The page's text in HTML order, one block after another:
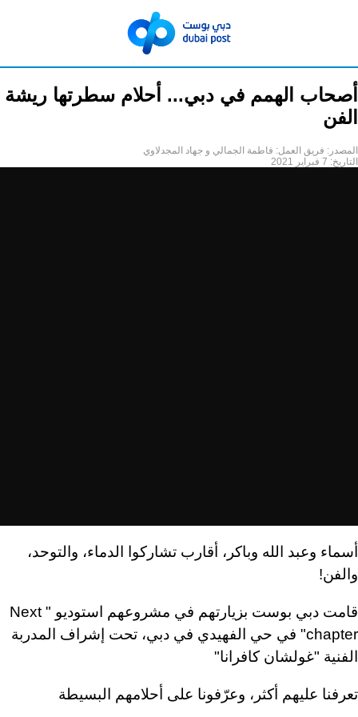
أصحاب الهمم في دبي... أحلام سطرتها ريشة
الفن
المصدر: فريق العمل: فاطمة الجمالي و جهاد المجدلاوي
التاريخ: 7 فبراير 2021
أسماء وعبد الله وباكر، أقارب تشاركوا الدماء، والتوحد،
والفن!
قامت دبي بوست بزيارتهم في مشروعهم استوديو "Next
chapter" في حي الفهيدي في دبي، تحت إشراف المدربة
الفنية "غولشان كافرانا"
تعرفنا عليهم أكثر، وعرّفونا على أحلامهم البسيطة